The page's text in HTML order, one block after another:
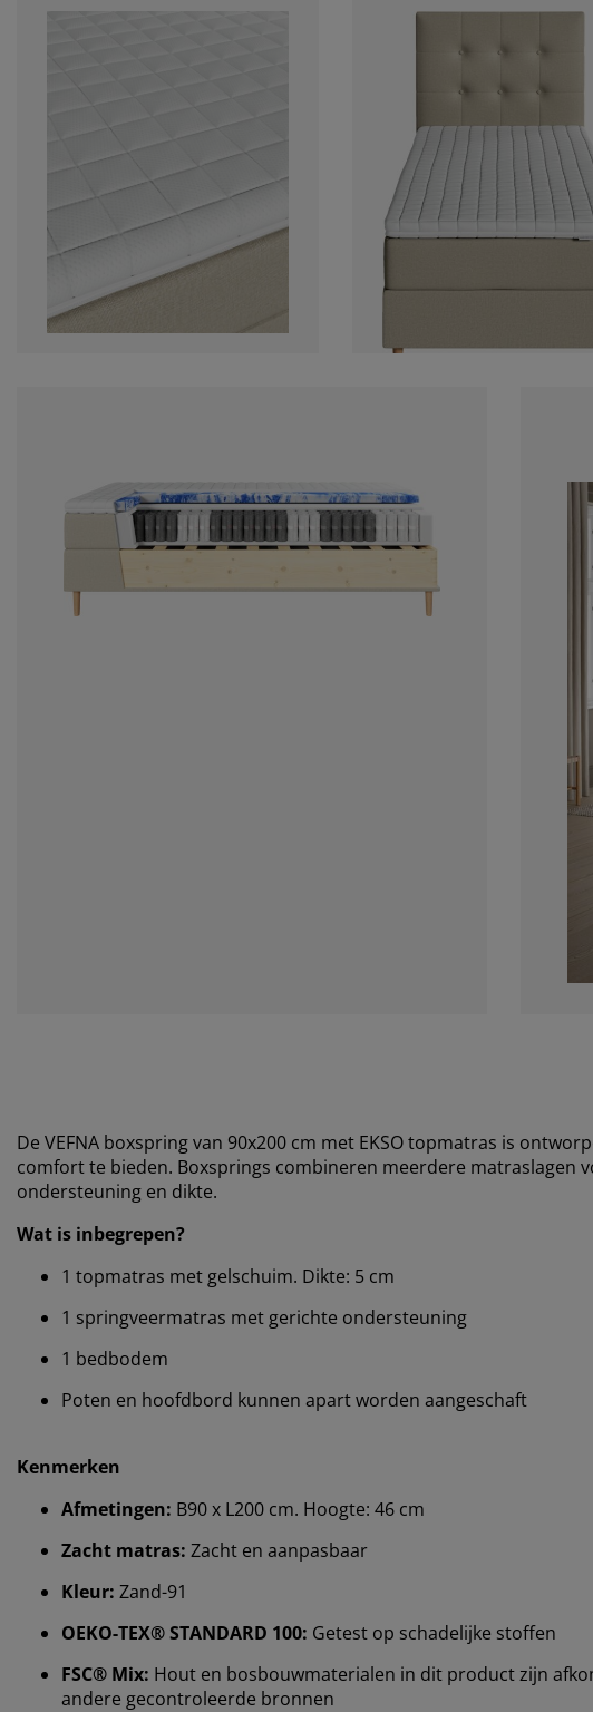
De VEFNA boxspring van 90x200 cm met EKSO topmatras is
comfort te bieden. Boxsprings combineren meerdere matraslagen
ondersteuning en dikte.
Wat is inbegrepen?
1 topmatras met gelschuim. Dikte: 5 cm
1 springveermatras met gerichte ondersteuning
1 bedbodem
Poten en hoofdbord kunnen apart worden aangeschaft
Kenmerken
Afmetingen: B90 x L200 cm. Hoogte: 46 cm
Zacht matras: Zacht en aanpasbaar
Kleur: Zand-91
OEKO-TEX® STANDARD 100: Getest op schadelijke stoffen
FSC® Mix: Hout en bosbouwmaterialen in dit product zijn
andere gecontroleerde bronnen